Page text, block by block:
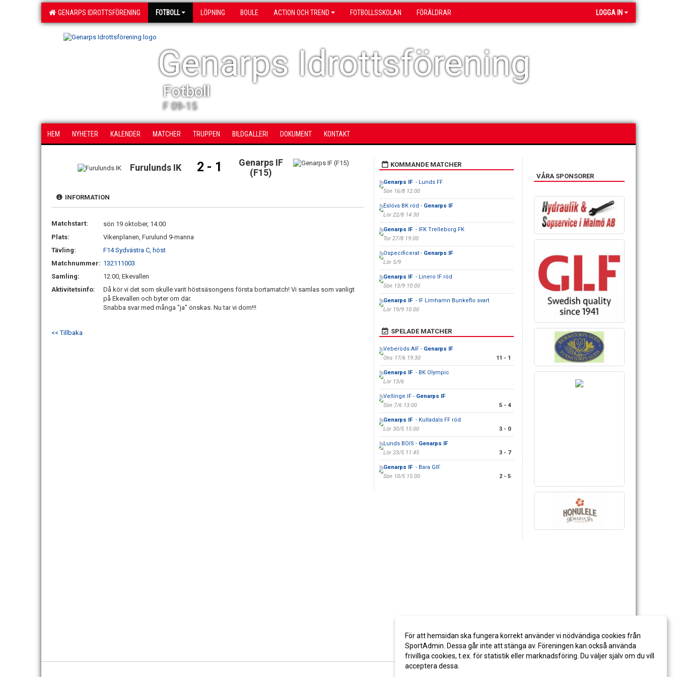
GENARPS IDROTTSFÖRENING FOTBOLL LÖPNING BOULE ACTION OCH TREND FOTBOLLSSKOLAN FÖRÄLDRAR LOGGA IN
Genarps Idrottsförening
Fotboll
F 09-15
HEM NYHETER KALENDER MATCHER TRUPPEN BILDGALLERI DOKUMENT KONTAKT
Furulunds IK 2 - 1
Genarps IF
(F15)
INFORMATION
Matchstart:
sön 19 oktober, 14:00
Plats:
Vikenplanen, Furulund 9-manna
Tävling:
F14 Sydvästra C, höst
Matchnummer: 132111003
Samling:
12:00, Ekevallen
Aktivitetsinfo:
Då kör vi det som skulle varit höstsäsongens första bortamatch! Vi samlas som vanligt
på Ekevallen och byter om där.
Snabba svar med många "ja" önskas. Nu tar vi dom!!!
<< Tillbaka
KOMMANDE MATCHER
Genarps IF - Lunds FF
Sön 16/8 12:00
Eslövs BK röd - Genarps IF
Lör 22/8 14:30
Genarps IF - IFK Trelleborg FK
Tor 27/8 19:00
Ospecificerat - Genarps IF
Lör 5/9
Genarps IF - Linero IF röd
Sön 13/9 10:00
Genarps IF - IF Limhamn Bunkeflo svart
Lör 19/9 10:00
SPELADE MATCHER
Veberöds AIF - Genarps IF
Ons 17/6 19:30
11 - 1
Genarps IF - BK Olympic
Lör 13/6
Vellinge IF - Genarps IF
Sön 7/6 13:00
5 - 4
Genarps IF - Kulladals FF röd
Lör 30/5 15:00
3 - 0
Lunds BOIS - Genarps IF
Lör 23/5 11:45
3 - 7
Genarps IF - Bara GIF
Sön 10/5 15:00
2 - 5
VÅRA SPONSORER
För att hemsidan ska fungera korrekt använder vi nödvändiga cookies från
SportAdmin. Dessa går inte att stänga av. Föreningen kan också använda
frivilliga cookies, t.ex. för statistik eller marknadsföring. Du väljer själv om du vill
acceptera dessa.